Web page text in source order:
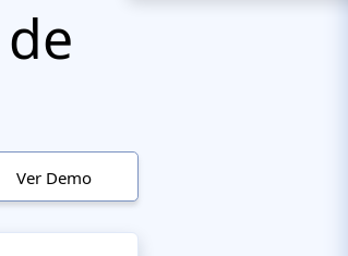
Ver Demo